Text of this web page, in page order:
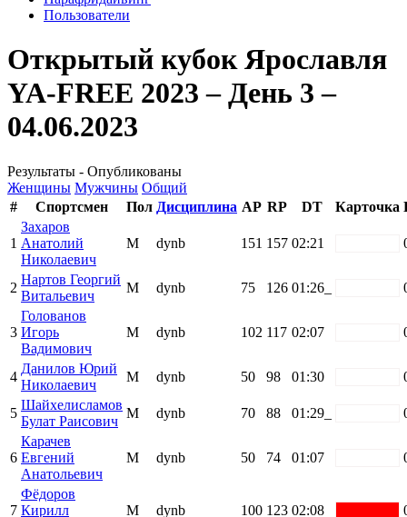
Пользователи
Открытый кубок Ярославля
YA-FREE 2023 – День 3 –
04.06.2023
Результаты - Опубликованы
Женщины Мужчины Общий
#
Спортсмен Пол Дисциплина AP RP DT Карточка
1
Захаров
Анатолий
Николаевич
М dynb 151 157 02:21
2
Нартов Георгий
Витальевич
М dynb 75 126 01:26_
3
Голованов
Игорь
Вадимович
М dynb 102 117 02:07
4
Данилов Юрий
Николаевич
М dynb 50 98 01:30
5
Шайхелисламов
Булат Раисович
М dynb 70 88 01:29_
6
Карачев
Евгений
Анатольевич
М dynb 50 74 01:07
7
Фёдоров
Кирилл
М dynb 100 123 02:08